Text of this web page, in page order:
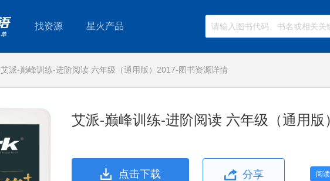
找资源 星火产品
艾派-巅峰训练-进阶阅读 六年级（通用版）2017-图书资源详情
艾派-巅峰训练-进阶阅读 六年级（通用版
点击下载 分享 阅读